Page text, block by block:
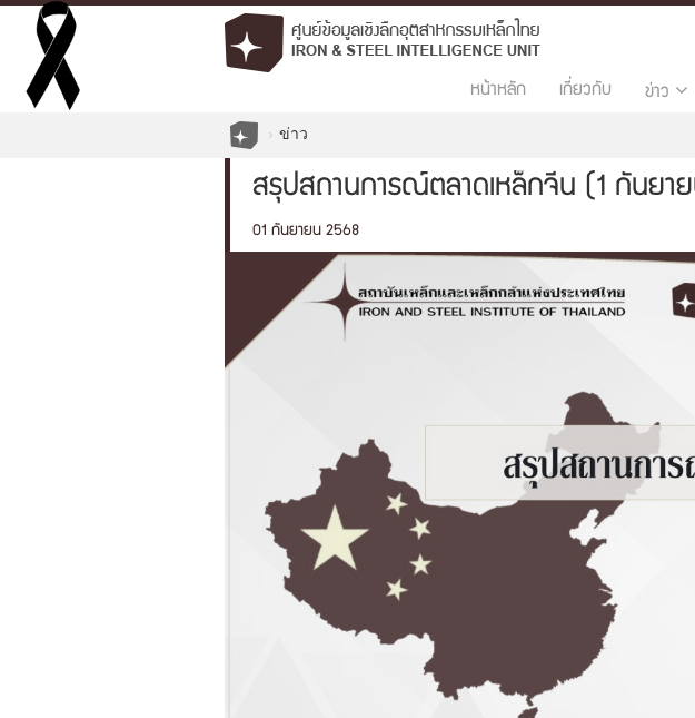
หน้าหลัก เกี่ยวกับ ข่าว
ข่าว
สรุปสถานการณ์ตลาดเหล็กจีน (1 กันยา
01 กันยายน 2568